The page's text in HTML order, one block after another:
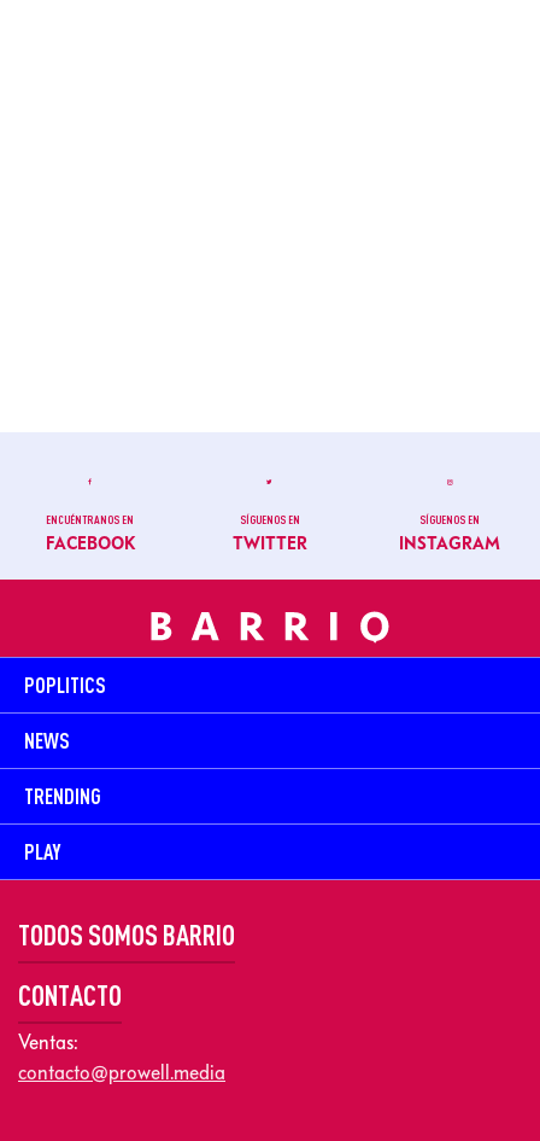
ENCUÉNTRANOS EN
FACEBOOK
SÍGUENOS EN
TWITTER
SÍGUENOS EN
INSTAGRAM
POPLITICS
NEWS
TRENDING
PLAY
TODOS SOMOS BARRIO
CONTACTO
Ventas:
contacto@prowell.media